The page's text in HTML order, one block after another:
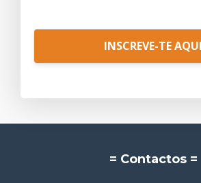
INSCREVE-TE AQUI
= Contactos =